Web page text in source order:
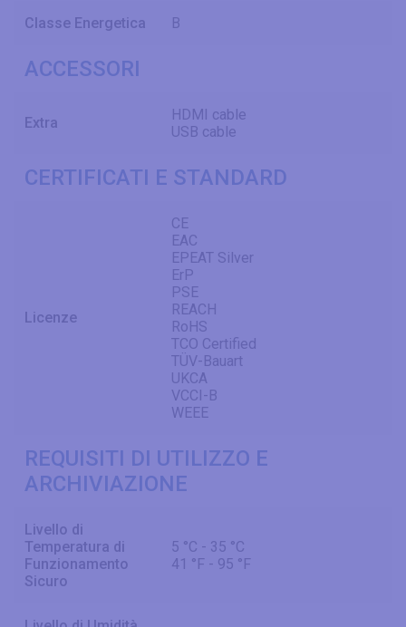
Classe Energetica B
ACCESSORI
Extra
HDMI cable
USB cable
CERTIFICATI E STANDARD
Licenze
CE
EAC
EPEAT Silver
ErP
PSE
REACH
RoHS
TCO Certified
TÜV-Bauart
UKCA
VCCI-B
WEEE
REQUISITI DI UTILIZZO E
ARCHIVIAZIONE
Livello di
Temperatura di
Funzionamento
Sicuro
5 °C - 35 °C
41 °F - 95 °F